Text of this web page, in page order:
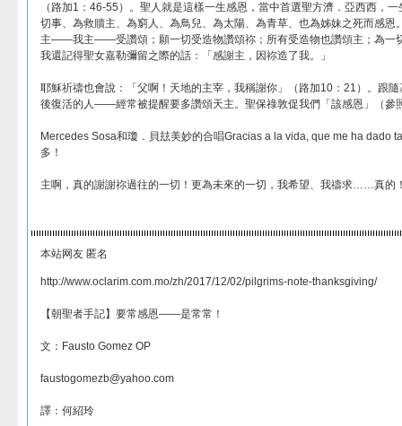
（路加1：46-55）。聖人就是這樣一生感恩，當中首選聖方濟．亞西西，
切事、為救贖主、為窮人、為鳥兒、為太陽、為青草、也為姊妹之死而感恩
主——我主——受讚頌；願一切受造物讚頌祢；所有受造物也讚頌主；為一
我還記得聖女嘉勒彌留之際的話：「感謝主，因祢造了我。」
耶穌祈禱也會說：「父啊！天地的主宰，我稱謝你」（路加10：21）。跟
後復活的人——經常被提醒要多讚頌天主。聖保祿敦促我們「該感恩」（參
Mercedes Sosa和瓊．貝玆美妙的合唱Gracias a la vida, que me ha
多！
主啊，真的謝謝祢過往的一切！更為未來的一切，我希望、我禱求……真的
本站网友 匿名
http://www.oclarim.com.mo/zh/2017/12/02/pilgrims-note-thanksgiving/
【朝聖者手記】要常感恩——是常常！
文：Fausto Gomez OP
faustogomezb@yahoo.com
譯：何紹玲